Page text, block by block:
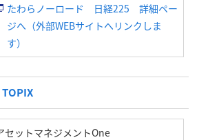
たわらノーロード 日経225 詳細ペー
ジへ（外部WEBサイトへリンクしま
す）
セットマネジメントOne